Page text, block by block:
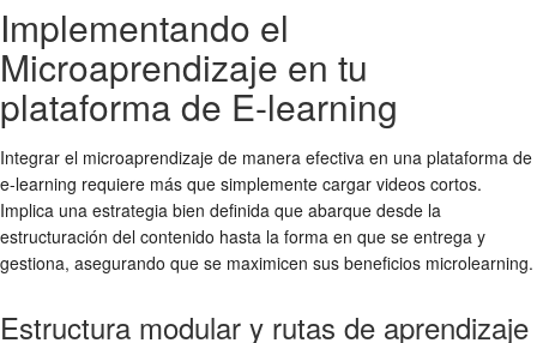
Implementando el
Microaprendizaje en tu
plataforma de E-learning
Integrar el microaprendizaje de manera efectiva en una plataforma de
e-learning requiere más que simplemente cargar videos cortos.
Implica una estrategia bien definida que abarque desde la
estructuración del contenido hasta la forma en que se entrega y
gestiona, asegurando que se maximicen sus beneficios microlearning.
Estructura modular y rutas de aprendizaje